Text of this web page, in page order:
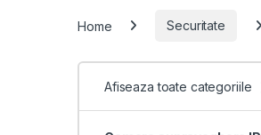
Home Securitate
Afiseaza toate categoriile